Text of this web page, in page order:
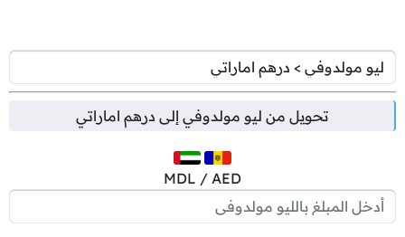
تحويل من ليو مولدوفي إلى درهم اماراتي
MDL / AED